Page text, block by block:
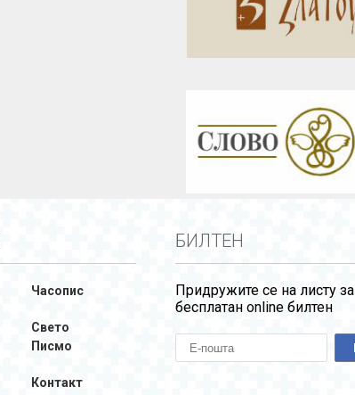
Часопис
Свето
Писмо
Контакт
БИЛТЕН
Придружите се на листу за
бесплатан online билтен